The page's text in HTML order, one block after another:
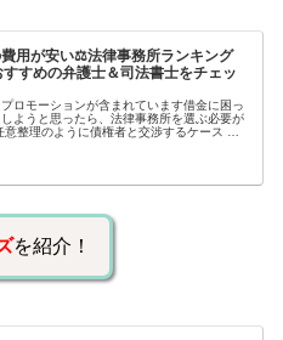
用が安い⚖️法律事務所ランキング
すすめの弁護士＆司法書士をチェッ
ロモーションが含まれています借金に困っ
ようと思ったら、法律事務所を選ぶ必要が
意整理のように債権者と交渉するケース 自
を紹介！